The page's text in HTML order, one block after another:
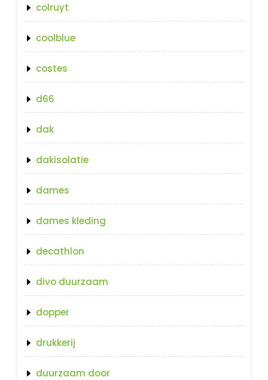
colruyt
coolblue
costes
d66
dak
dakisolatie
dames
dames kleding
decathlon
divo duurzaam
dopper
drukkerij
duurzaam door